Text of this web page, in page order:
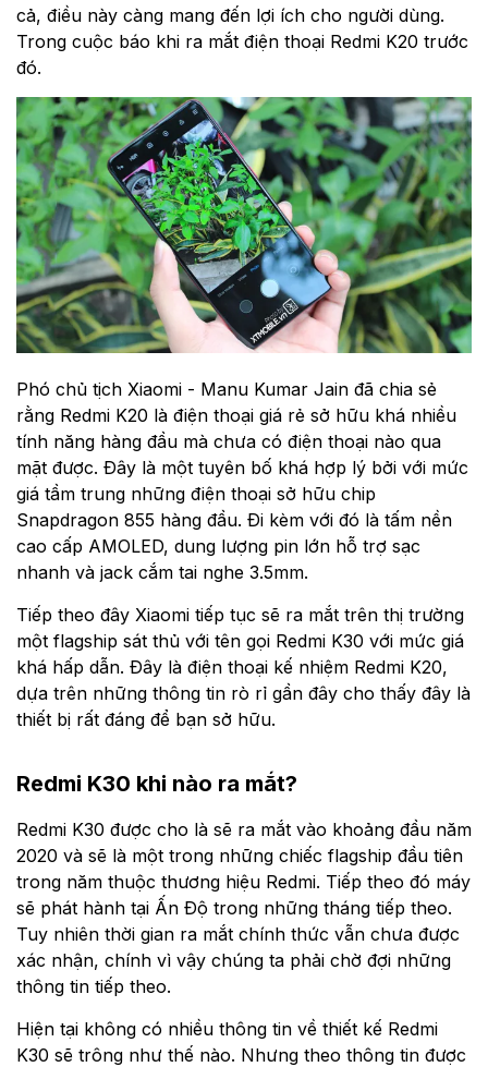
cả, điều này càng mang đến lợi ích cho người dùng.
Trong cuộc báo khi ra mắt điện thoại Redmi K20 trước
đó.
Phó chủ tịch Xiaomi - Manu Kumar Jain đã chia sẻ
rằng Redmi K20 là điện thoại giá rẻ sở hữu khá nhiều
tính năng hàng đầu mà chưa có điện thoại nào qua
mặt được. Đây là một tuyên bố khá hợp lý bởi với mức
giá tầm trung những điện thoại sở hữu chip
Snapdragon 855 hàng đầu. Đi kèm với đó là tấm nền
cao cấp AMOLED, dung lượng pin lớn hỗ trợ sạc
nhanh và jack cắm tai nghe 3.5mm.
Tiếp theo đây Xiaomi tiếp tục sẽ ra mắt trên thị trường
một flagship sát thủ với tên gọi Redmi K30 với mức giá
khá hấp dẫn. Đây là điện thoại kế nhiệm Redmi K20,
dựa trên những thông tin rò rỉ gần đây cho thấy đây là
thiết bị rất đáng để bạn sở hữu.
Redmi K30 khi nào ra mắt?
Redmi K30 được cho là sẽ ra mắt vào khoảng đầu năm
2020 và sẽ là một trong những chiếc flagship đầu tiên
trong năm thuộc thương hiệu Redmi. Tiếp theo đó máy
sẽ phát hành tại Ấn Độ trong những tháng tiếp theo.
Tuy nhiên thời gian ra mắt chính thức vẫn chưa được
xác nhận, chính vì vậy chúng ta phải chờ đợi những
thông tin tiếp theo.
Hiện tại không có nhiều thông tin về thiết kế Redmi
K30 sẽ trông như thế nào. Nhưng theo thông tin được